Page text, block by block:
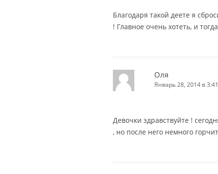
Благодаря такой деете я
! Главное очень хотеть, и
Оля
Январь 28, 2014 в
Девочки здравствуйте !
, но после него немного